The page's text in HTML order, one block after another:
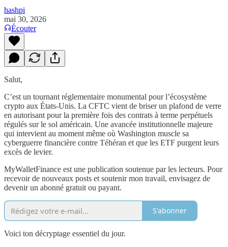
hashpi
mai 30, 2026
Écouter
Salut,
C’est un tournant réglementaire monumental pour l’écosystème
crypto aux États-Unis. La CFTC vient de briser un plafond de verre
en autorisant pour la première fois des contrats à terme perpétuels
régulés sur le sol américain. Une avancée institutionnelle majeure
qui intervient au moment même où Washington muscle sa
cyberguerre financière contre Téhéran et que les ETF purgent leurs
excès de levier.
MyWalletFinance est une publication soutenue par les lecteurs. Pour
recevoir de nouveaux posts et soutenir mon travail, envisagez de
devenir un abonné gratuit ou payant.
S'abonner
Voici ton décryptage essentiel du jour.